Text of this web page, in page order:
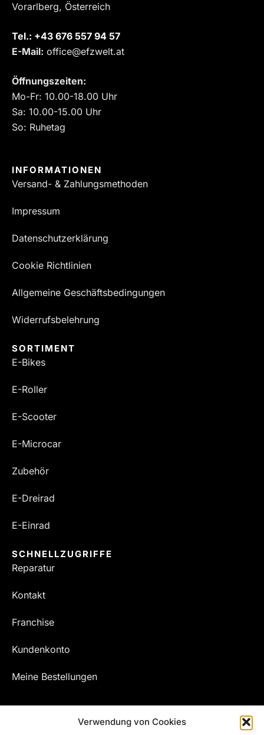
Verwendung von Cookies
Vorarlberg, Österreich
Tel.: ‎+43 676 557 94 57
E-Mail: office@efzwelt.at
Öffnungszeiten:
Mo-Fr: 10.00-18.00 Uhr
Sa: 10.00-15.00 Uhr
So: Ruhetag
INFORMATIONEN
Versand- & Zahlungsmethoden
Impressum
Datenschutzerklärung
Cookie Richtlinien
Allgemeine Geschäftsbedingungen
Widerrufsbelehrung
SORTIMENT
E-Bikes
E-Roller
E-Scooter
E-Microcar
Zubehör
E-Dreirad
E-Einrad
SCHNELLZUGRIFFE
Reparatur
Kontakt
Franchise
Kundenkonto
Meine Bestellungen